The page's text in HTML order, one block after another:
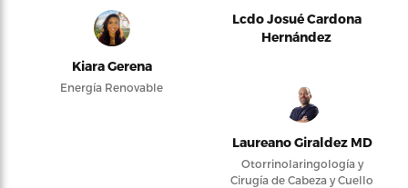
Kiara Gerena
Energía Renovable
Lcdo Josué Cardona
Hernández
Laureano Giraldez MD
Otorrinolaringología y
Cirugía de Cabeza y Cuello